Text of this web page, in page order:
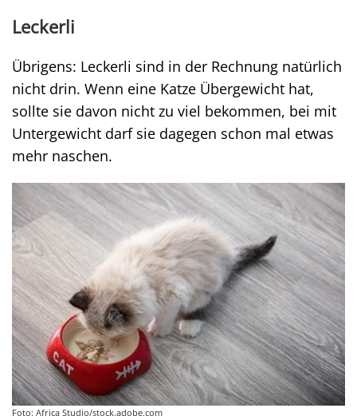
Leckerli
Übrigens: Leckerli sind in der Rechnung natürlich
nicht drin. Wenn eine Katze Übergewicht hat,
sollte sie davon nicht zu viel bekommen, bei mit
Untergewicht darf sie dagegen schon mal etwas
mehr naschen.
Foto: Africa Studio/stock.adobe.com